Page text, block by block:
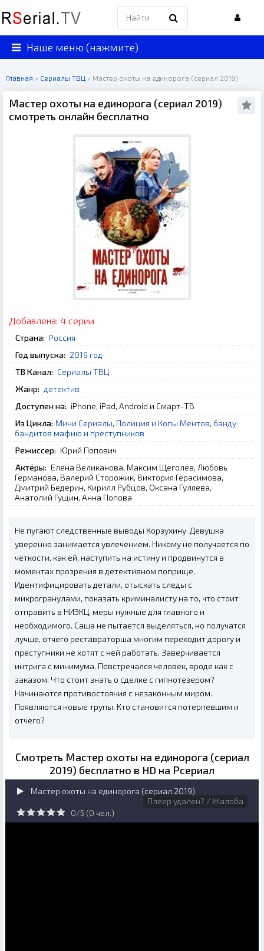
Наше меню (нажмите)
Главная » Сериалы ТВЦ » Мастер охоты на единорога (сериал 2019)
Мастер охоты на единорога (сериал 2019)
смотреть онлайн бесплатно
Добавлена: 4 серии
Страна: Россия
Год выпуска: 2019 год
ТВ Канал: Сериалы ТВЦ
Жанр: детектив
Доступен на: iPhone, iPad, Android и Смарт-ТВ
Из Цикла: Мини Сериалы, Полиция и Копы Ментов, банду
бандитов мафию и преступников
Режиссер: Юрий Попович
Актёры: Елена Великанова, Максим Щеголев, Любовь
Германова, Валерий Сторожик, Виктория Герасимова,
Дмитрий Бедерин, Кирилл Рубцов, Оксана Гуляева,
Анатолий Гущин, Анна Попова
Не пугают следственные выводы Корзухину. Девушка
уверенно занимается увлечением. Никому не получается по
четкости, как ей, наступить на истину и продвинутся в
моментах прозрения в детективном поприще.
Идентифицировать детали, отыскать следы с
микрогранулами, показать криминалисту на то, что стоит
отправить в НИЭКЦ, меры нужные для главного и
необходимого. Саша не пытается выделяться, но получатся
лучше, отчего реставраторша многим переходит дорогу и
преступники не хотят с ней работать. Заверчивается
интрига с минимума. Повстречался человек, вроде как с
заказом. Что стоит знать о сделке с гипнотезером?
Начинаются противостояния с незаконным миром.
Появляются новые трупы. Кто становится потерпевшим и
отчего?
Смотреть Мастер охоты на единорога (сериал
2019) бесплатно в HD на Рсериал
Мастер охоты на единорога (сериал 2019)
Плеер удален? / Жалоба
0/5 (0 чел.)